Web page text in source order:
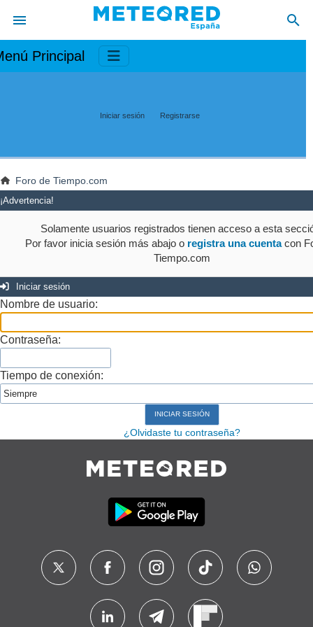
Principal
Iniciar sesión Registrarse
Foro de Tiempo.com
¡Advertencia!
Solamente usuarios registrados tienen acceso a esta
Por favor inicia sesión más abajo o registra una cuentacon
Tiempo.com
Iniciar sesión
Nombre de usuario:
Contraseña:
Tiempo de conexión:
¿Olvidaste tu contraseña?